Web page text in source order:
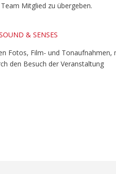
Mitglied zu übergeben.
& SENSES
Fotos, Film- und Tonaufnahmen,
den Besuch der Veranstaltung